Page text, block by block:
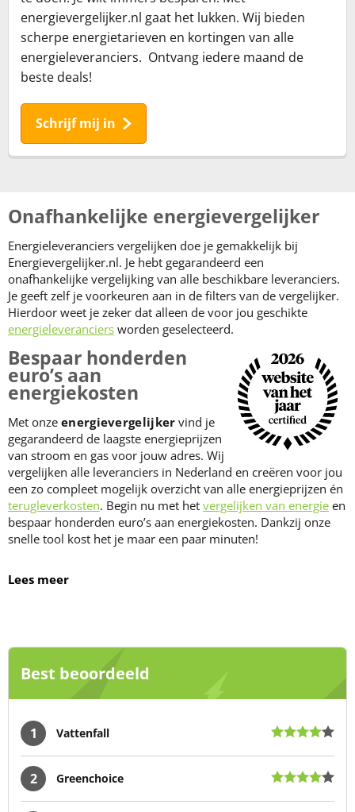
energievergelijker.nl gaat het lukken. Wij bieden
scherpe energietarieven en kortingen van alle
energieleveranciers. Ontvang iedere maand de
beste deals!
Schrijf mij in
Onafhankelijke energievergelijker
Energieleveranciers vergelijken doe je gemakkelijk bij
Energievergelijker.nl. Je hebt gegarandeerd een
onafhankelijke vergelijking van alle beschikbare leveranciers.
Je geeft zelf je voorkeuren aan in de filters van de vergelijker.
Hierdoor weet je zeker dat alleen de voor jou geschikte
energieleveranciers worden geselecteerd.
Bespaar honderden
euro’s aan
energiekosten
Met onze energievergelijker vind je
gegarandeerd de laagste energieprijzen
van stroom en gas voor jouw adres. Wij
vergelijken alle leveranciers in Nederland en creëren voor jou
een zo compleet mogelijk overzicht van alle energieprijzen én
terugleverkosten. Begin nu met het vergelijken van energie en
bespaar honderden euro’s aan energiekosten. Dankzij onze
snelle tool kost het je maar een paar minuten!
Lees meer
Best beoordeeld
1 Vattenfall
2 Greenchoice